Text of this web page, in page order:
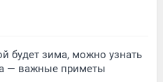
будет зима, можно узнать
— важные приметы